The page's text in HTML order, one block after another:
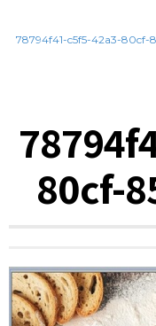
78794f41-c5f5-42a3-80cf-
80cf-